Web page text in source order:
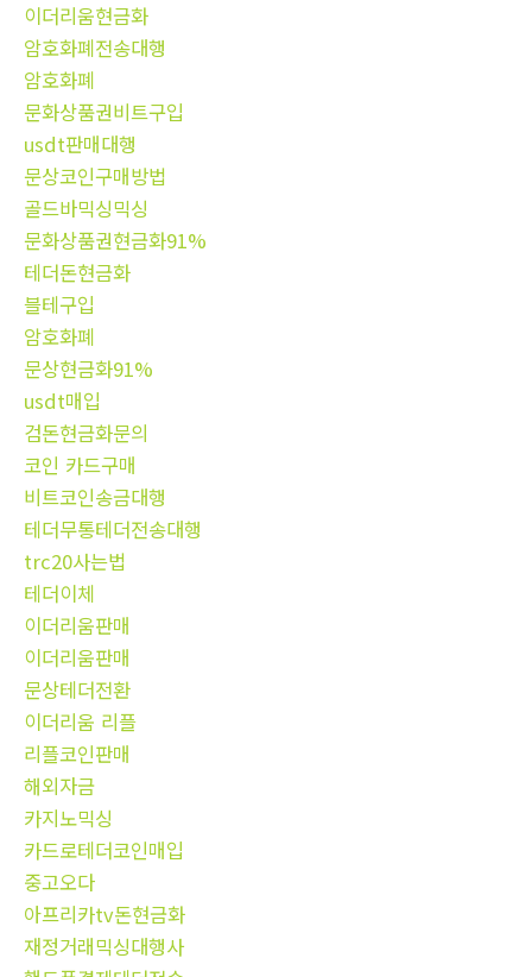
이더리움현금화
암호화폐전송대행
암호화폐
문화상품권비트구입
usdt판매대행
문상코인구매방법
골드바믹싱믹싱
문화상품권현금화91%
테더돈현금화
블테구입
암호화폐
문상현금화91%
usdt매입
검돈현금화문의
코인 카드구매
비트코인송금대행
테더무통테더전송대행
trc20사는법
테더이체
이더리움판매
이더리움판매
문상테더전환
이더리움 리플
리플코인판매
해외자금
카지노믹싱
카드로테더코인매입
중고오다
아프리카tv돈현금화
재정거래믹싱대행사